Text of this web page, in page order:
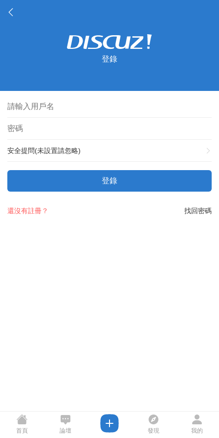
登錄
安全提問(未設置請忽略)
登錄
找回密碼
還沒有註冊？
首頁 論壇 發現 我的